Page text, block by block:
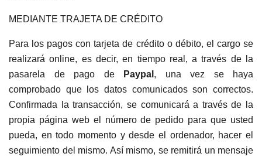
MEDIANTE TRAJETA DE CRÉDITO
Para los pagos con tarjeta de crédito o débito, el cargo se
realizará online, es decir, en tiempo real, a través de la
pasarela de pago de
Paypal , una vez se haya
comprobado que los datos comunicados son correctos.
Confirmada la transacción, se comunicará a través de la
propia página web el número de pedido para que usted
pueda, en todo momento y desde el ordenador, hacer el
seguimiento del mismo. Así mismo, se remitirá un mensaje